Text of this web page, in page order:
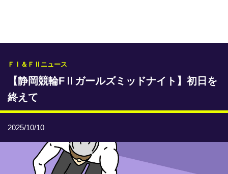
レース情報
本日のおすすめレース
年間開催予定表
トリマクリオリジナル予想
トリマクリコラム
お知らせ
ＦⅠ＆ＦⅡニュース
【静岡競輪FⅡガールズミッドナイト】初日を
終えて
2025/10/10